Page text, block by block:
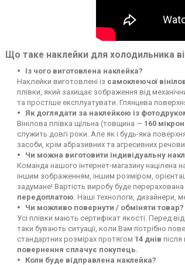
Що таке наклейки для холодильника
Із чого виготовлена наклейка?
Наклейки виготовлені із самоклеючої
плівки, який захищає зображення від
та простіше експлуатувати. Глянцева
Як доглядати за наклейкою із
Вінілова плівка щільна (товщина — 160 мікрон
служить довгі роки. Але як і будь-яка
засоби, крім абразивних та агресивних
Чи можна виготовити індивідуальну
Команда нашого інтернет-магазину націлена
іншим зображенням, іншим розміром,
задумане! Вартість виробу буде
передоплатою . Наші технологи, дизайнери,
Чи можливо повернути / обміняти товар?
Усі плівки мають сертифікат якості. Перед
таки бувають ситуації, коли Вам потрібно
стандартних розмірах протягом 14 днів
повернення сплачує покупець.
Коли буде відправлена наклейка?